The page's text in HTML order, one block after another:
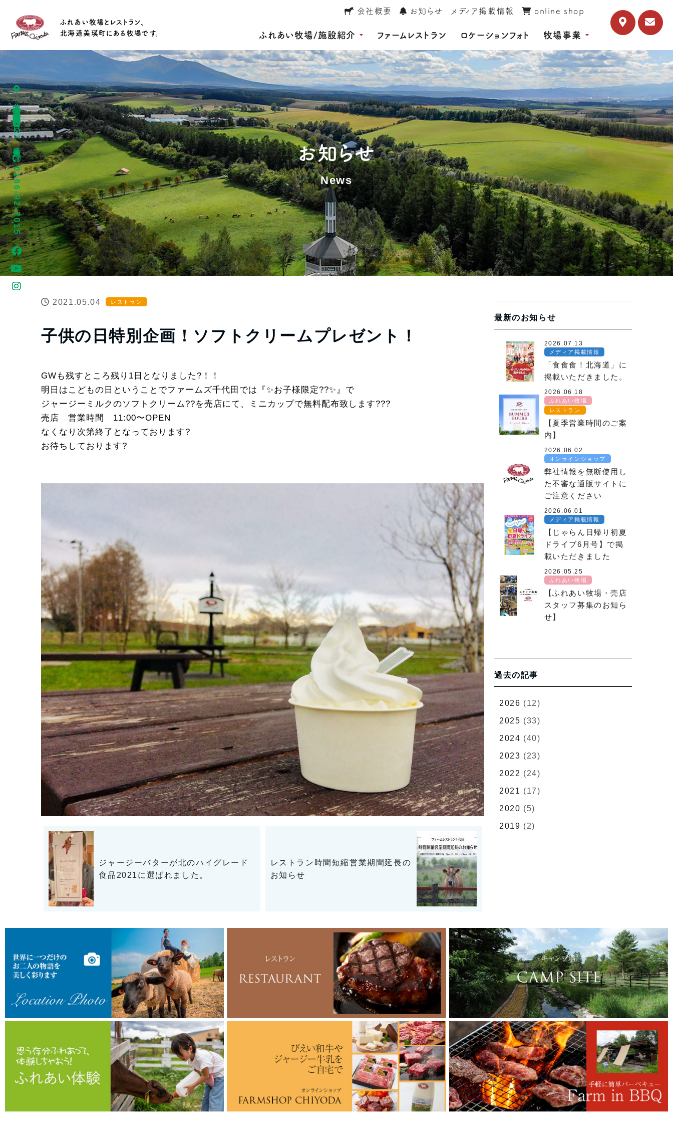
ふれあい牧場とレストラン、
北海道美瑛町にある牧場です。
会社概要 お知らせ メディア掲載情報 online shop
ふれあい牧場/施設紹介 ファームレストラン ロケーションフォト 牧場事業
北海道上川郡美瑛町春日台4221番地
0166-92-7015
お知らせ
News
2021.05.04 レストラン
子供の日特別企画！ソフトクリームプレゼント！
GWも残すところ残り1日となりました?！！
明日はこどもの日ということでファームズ千代田では『✨お子様限定??✨』で
ジャージーミルクのソフトクリーム??を売店にて、ミニカップで無料配布致します???
売店 営業時間 11:00〜OPEN
なくなり次第終了となっております?
お待ちしております?
ジャージーバターが北のハイグレード
食品2021に選ばれました。
レストラン時間短縮営業期間延長の
お知らせ
最新のお知らせ
2026.07.13
メディア掲載情報
「食食食！北海道」に
掲載いただきました。
2026.06.18
ふれあい牧場
レストラン
【夏季営業時間のご案
内】
2026.06.02
オンラインショップ
弊社情報を無断使用し
た不審な通販サイトに
ご注意ください
2026.06.01
メディア掲載情報
【じゃらん日帰り初夏
ドライブ6月号】で掲
載いただきました
2026.05.25
ふれあい牧場
【ふれあい牧場・売店
スタッフ募集のお知ら
せ】
過去の記事
2026 (12)
2025 (33)
2024 (40)
2023 (23)
2022 (24)
2021 (17)
2020 (5)
2019 (2)